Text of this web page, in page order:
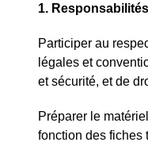
1.
Participer au
légales et
et sécurité, et de
Préparer le
fonction des fiches